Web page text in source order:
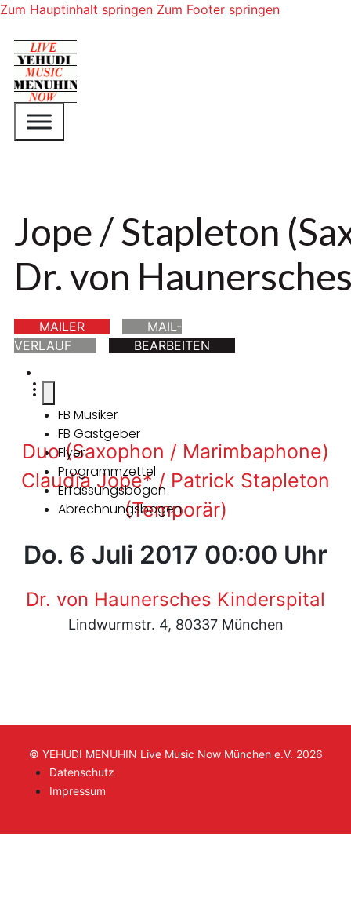
Zum Hauptinhalt springen Zum Footer springen
Jope / Stapleton
Dr. von
MAILER
MAIL-
VERLAUF
BEARBEITEN
FB Musiker
FB Gastgeber
Flyer
Programmzettel
Erfassungsbogen
Abrechnungsbogen
Duo (Saxophon / Marimbaphone)
Claudia Jope* / Patrick Stapleton
(Temporär)
Do. 6 Juli 2017 00:00 Uhr
Dr. von Haunersches Kinderspital
Lindwurmstr. 4, 80337 München
© YEHUDI MENUHIN Live Music Now München e.V. 2026
Datenschutz
Impressum